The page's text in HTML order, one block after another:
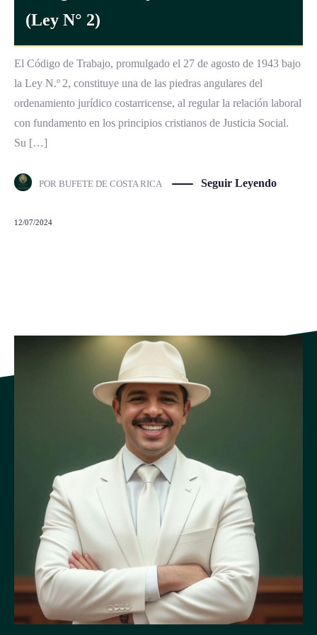
(Ley N° 2)
El Código de Trabajo, promulgado el 27 de agosto de 1943 bajo
la Ley N.º 2, constituye una de las piedras angulares del
ordenamiento jurídico costarricense, al regular la relación laboral
con fundamento en los principios cristianos de Justicia Social.
Su […]
POR BUFETE DE COSTA RICA Seguir Leyendo
12/07/2024